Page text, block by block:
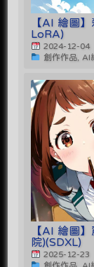
【AI 繪圖
LoRA)
2024-12-04
創作作品, AI
【AI 繪圖
院)(SDXL)
2025-12-23
創作作品, AI